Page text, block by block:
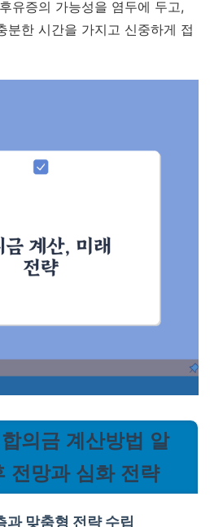
유증의 가능성을 염두에 두고,
분한 시간을 가지고 신중하게 접
의금 계산방법 알
전망과 심화 전략
과 맞춤형 전략 수립